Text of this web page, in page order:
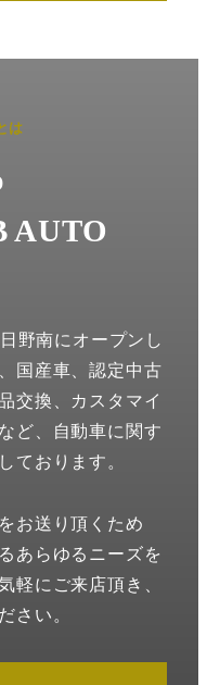
は
AUTO
野南にオープンし
国産車、認定中古
交換、カスタマイ
ど、自動車に関す
ております。
お送り頂くため
あらゆるニーズを
軽にご来店頂き、
さい。